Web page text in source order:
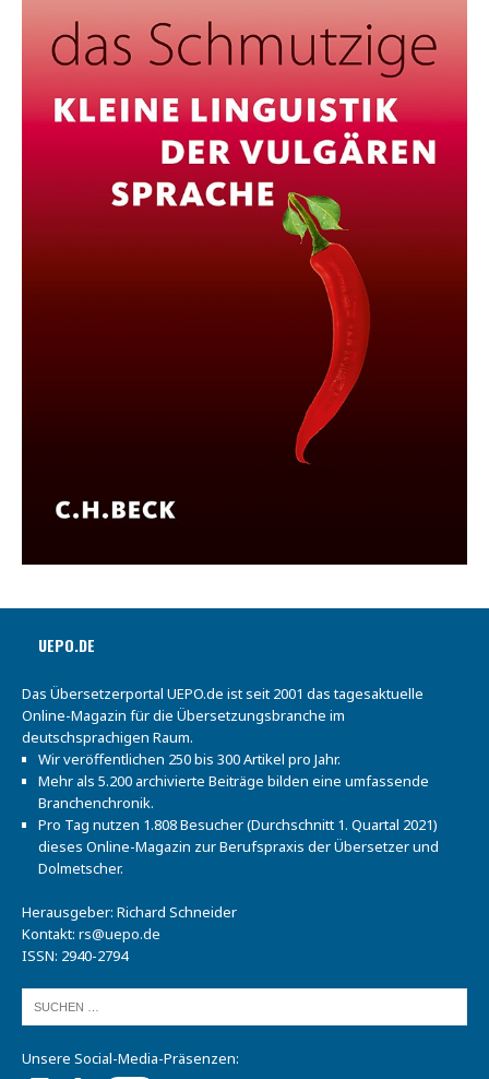
UEPO.DE
Das Übersetzerportal UEPO.de ist seit 2001 das tagesaktuelle
Online-Magazin für die Übersetzungsbranche im
deutschsprachigen Raum.
Wir veröffentlichen 250 bis 300 Artikel pro Jahr.
Mehr als 5.200 archivierte Beiträge bilden eine umfassende
Branchenchronik.
Pro Tag nutzen 1.808 Besucher (Durchschnitt 1. Quartal 2021)
dieses Online-Magazin zur Berufspraxis der Übersetzer und
Dolmetscher.
Herausgeber: Richard Schneider
Kontakt: rs@uepo.de
ISSN: 2940-2794
Unsere Social-Media-Präsenzen: